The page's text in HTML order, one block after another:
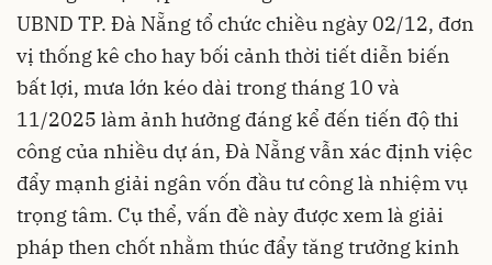
UBND TP. Đà Nẵng tổ chức chiều ngày 02/12, đơn
vị thống kê cho hay bối cảnh thời tiết diễn biến
bất lợi, mưa lớn kéo dài trong tháng 10 và
11/2025 làm ảnh hưởng đáng kể đến tiến độ thi
công của nhiều dự án, Đà Nẵng vẫn xác định việc
đẩy mạnh giải ngân vốn đầu tư công là nhiệm vụ
trọng tâm. Cụ thể, vấn đề này được xem là giải
pháp then chốt nhằm thúc đẩy tăng trưởng kinh